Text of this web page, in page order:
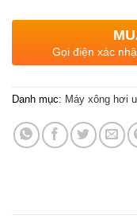
Gọi điện xác
Danh mục: Máy xông hơi